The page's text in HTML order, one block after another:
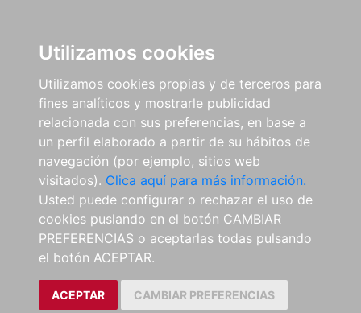
Utilizamos cookies
Utilizamos cookies propias y de terceros para
fines analíticos y mostrarle publicidad
relacionada con sus preferencias, en base a
un perfil elaborado a partir de su hábitos de
navegación (por ejemplo, sitios web
visitados). Clica aquí para más información.
Usted puede configurar o rechazar el uso de
cookies puslando en el botón CAMBIAR
PREFERENCIAS o aceptarlas todas pulsando
el botón ACEPTAR.
ACEPTAR CAMBIAR PREFERENCIAS